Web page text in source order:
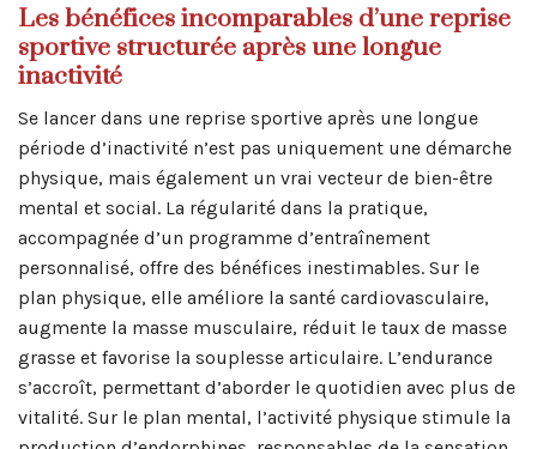
Les bénéfices incomparables d’une reprise
sportive structurée après une longue
inactivité
Se lancer dans une reprise sportive après une longue
période d’inactivité n’est pas uniquement une démarche
physique, mais également un vrai vecteur de bien-être
mental et social. La régularité dans la pratique,
accompagnée d’un programme d’entraînement
personnalisé, offre des bénéfices inestimables. Sur le
plan physique, elle améliore la santé cardiovasculaire,
augmente la masse musculaire, réduit le taux de masse
grasse et favorise la souplesse articulaire. L’endurance
s’accroît, permettant d’aborder le quotidien avec plus de
vitalité. Sur le plan mental, l’activité physique stimule la